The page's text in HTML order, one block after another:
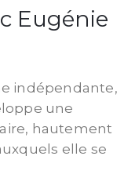
Eugénie
indépendante,
une
hautement
elle se